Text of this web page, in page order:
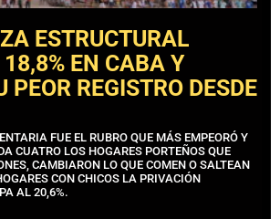
ESTRUCTURAL
EN CABA Y
PEOR REGISTRO DESDE
FUE EL RUBRO QUE MÁS EMPEORÓ Y
CUATRO LOS HOGARES PORTEÑOS QUE
CAMBIARON LO QUE COMEN O SALTEAN
CON CHICOS LA PRIVACIÓN
AL 20,6%.